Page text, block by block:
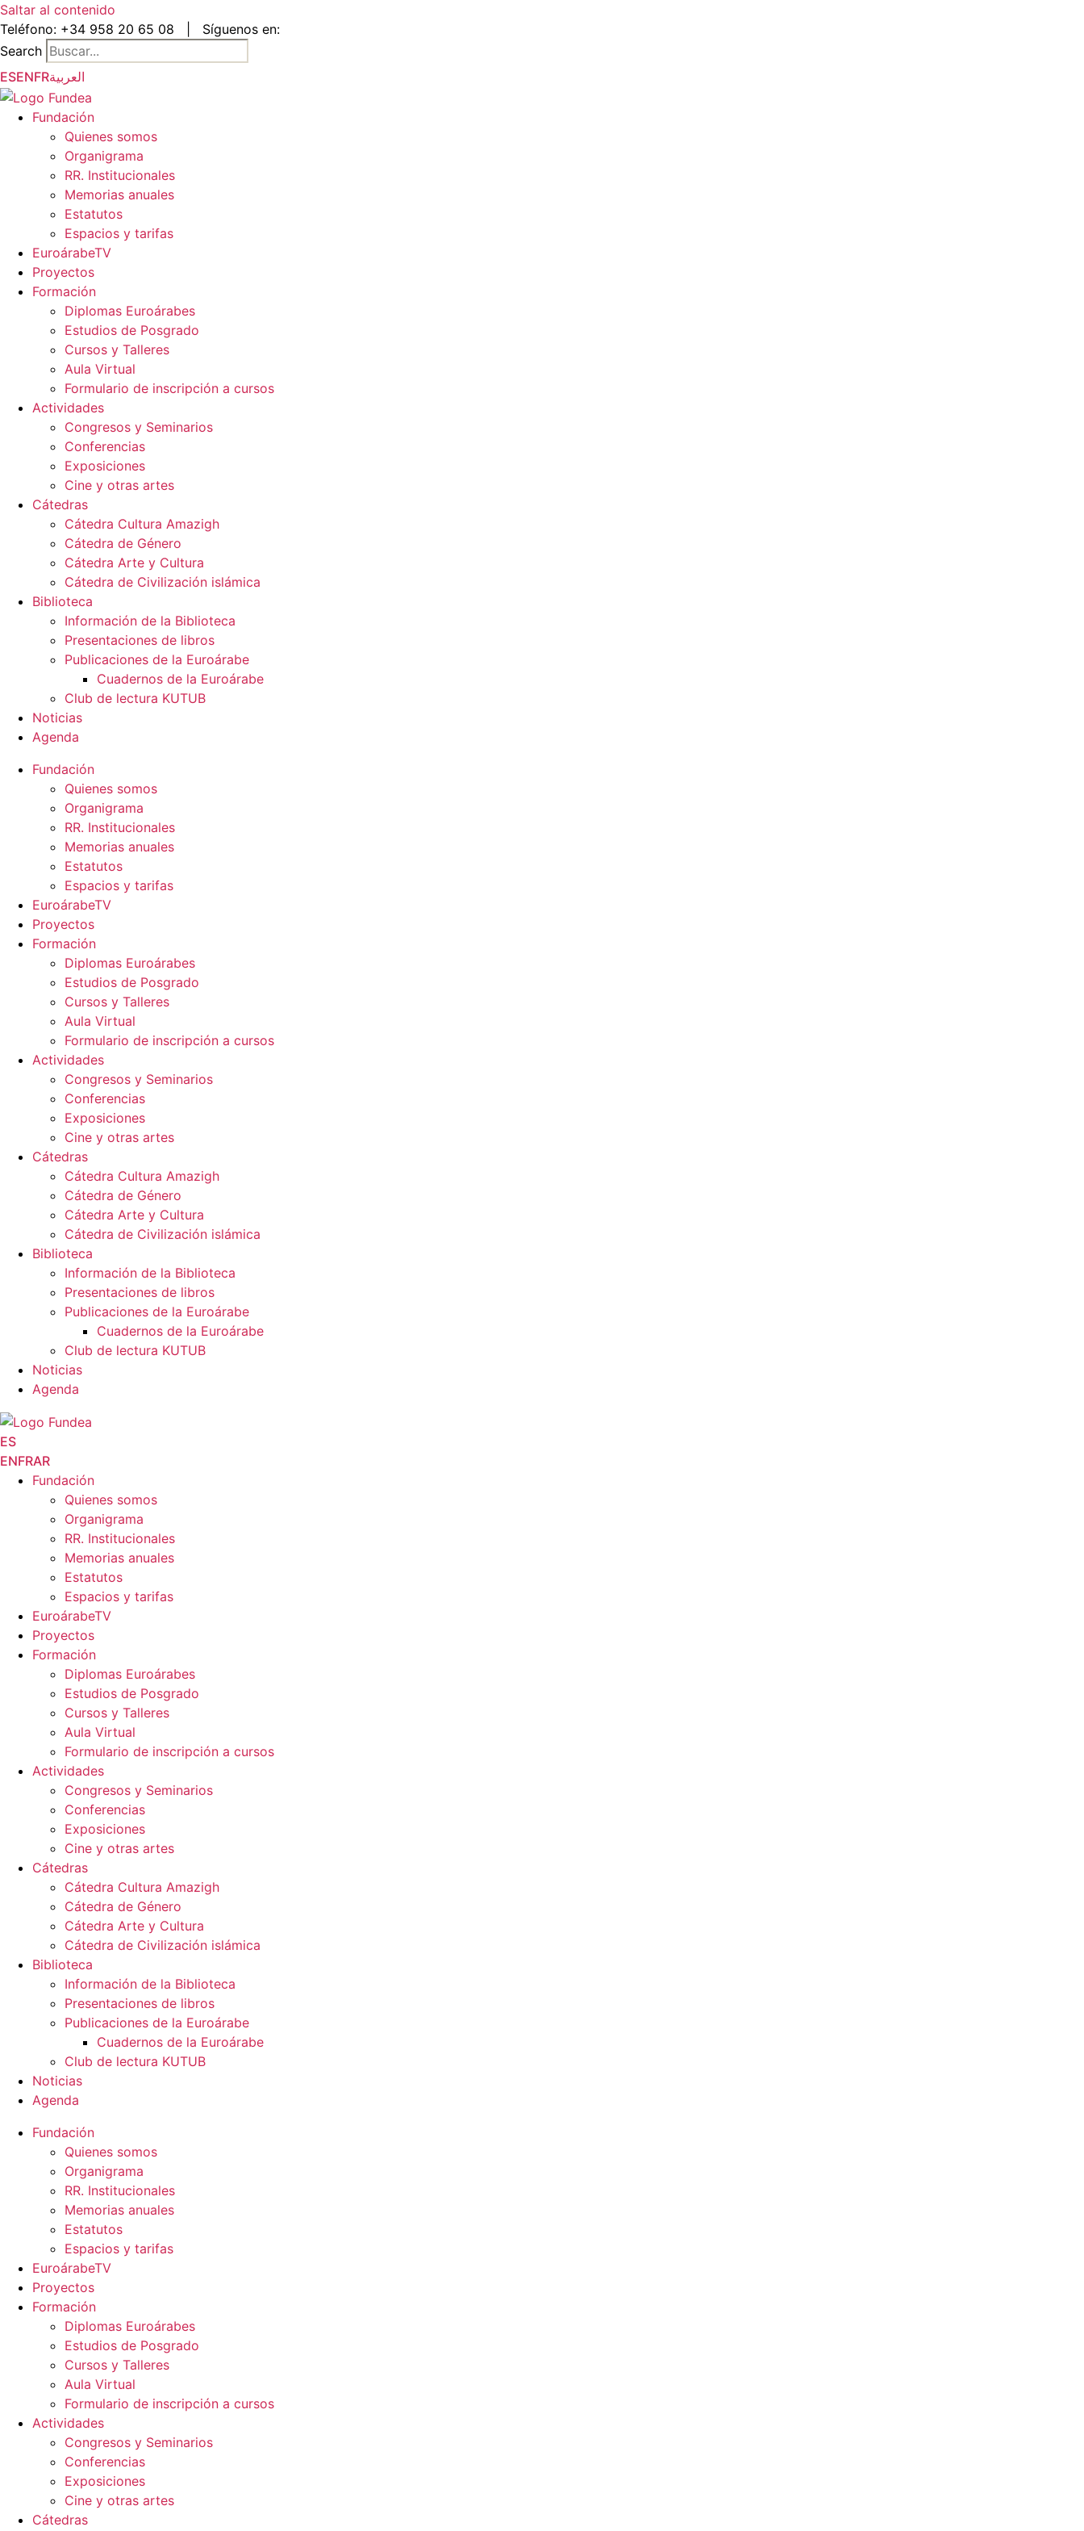
Saltar al contenido
Teléfono: +34 958 20 65 08
Síguenos en:
Search
ESENFRالعربية
Fundación
Quienes somos
Organigrama
RR. Institucionales
Memorias anuales
Estatutos
Espacios y tarifas
EuroárabeTV
Proyectos
Formación
Diplomas Euroárabes
Estudios de Posgrado
Cursos y Talleres
Aula Virtual
Formulario de inscripción a cursos
Actividades
Congresos y Seminarios
Conferencias
Exposiciones
Cine y otras artes
Cátedras
Cátedra Cultura Amazigh
Cátedra de Género
Cátedra Arte y Cultura
Cátedra de Civilización islámica
Biblioteca
Información de la Biblioteca
Presentaciones de libros
Publicaciones de la Euroárabe
Cuadernos de la Euroárabe
Club de lectura KUTUB
Noticias
Agenda
Fundación
Quienes somos
Organigrama
RR. Institucionales
Memorias anuales
Estatutos
Espacios y tarifas
EuroárabeTV
Proyectos
Formación
Diplomas Euroárabes
Estudios de Posgrado
Cursos y Talleres
Aula Virtual
Formulario de inscripción a cursos
Actividades
Congresos y Seminarios
Conferencias
Exposiciones
Cine y otras artes
Cátedras
Cátedra Cultura Amazigh
Cátedra de Género
Cátedra Arte y Cultura
Cátedra de Civilización islámica
Biblioteca
Información de la Biblioteca
Presentaciones de libros
Publicaciones de la Euroárabe
Cuadernos de la Euroárabe
Club de lectura KUTUB
Noticias
Agenda
ES
ENFRAR
Fundación
Quienes somos
Organigrama
RR. Institucionales
Memorias anuales
Estatutos
Espacios y tarifas
EuroárabeTV
Proyectos
Formación
Diplomas Euroárabes
Estudios de Posgrado
Cursos y Talleres
Aula Virtual
Formulario de inscripción a cursos
Actividades
Congresos y Seminarios
Conferencias
Exposiciones
Cine y otras artes
Cátedras
Cátedra Cultura Amazigh
Cátedra de Género
Cátedra Arte y Cultura
Cátedra de Civilización islámica
Biblioteca
Información de la Biblioteca
Presentaciones de libros
Publicaciones de la Euroárabe
Cuadernos de la Euroárabe
Club de lectura KUTUB
Noticias
Agenda
Fundación
Quienes somos
Organigrama
RR. Institucionales
Memorias anuales
Estatutos
Espacios y tarifas
EuroárabeTV
Proyectos
Formación
Diplomas Euroárabes
Estudios de Posgrado
Cursos y Talleres
Aula Virtual
Formulario de inscripción a cursos
Actividades
Congresos y Seminarios
Conferencias
Exposiciones
Cine y otras artes
Cátedras